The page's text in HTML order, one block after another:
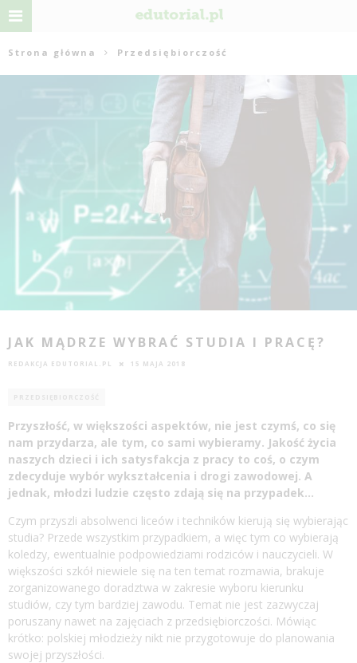
Strona główna Przedsiębiorczość
JAK MĄDRZE WYBRAĆ STUDIA I PRACĘ?
REDAKCJA EDUTORIAL.PL 15 MAJA 2018
PRZEDSIĘBIORCZOŚĆ
Przyszłość, w większości aspektów, nie jest czymś, co się
nam przydarza, ale tym, co sami wybieramy. Jakość życia
naszych dzieci i ich satysfakcja z pracy to coś, o czym
zdecyduje wybór wykształcenia i drogi zawodowej. A
jednak, młodzi ludzie często zdają się na przypadek…
Czym przyszli absolwenci liceów i techników kierują się wybierając
studia? Przede wszystkim przypadkiem, a więc tym co wybierają
koledzy, ewentualnie podpowiedziami rodziców i nauczycieli. W
większości szkół niewiele się na ten temat rozmawia, brakuje
zorganizowanego doradztwa w zakresie wyboru kierunku
studiów, czy tym bardziej zawodu. Temat nie jest zazwyczaj
poruszany nawet na zajęciach z przedsiębiorczości. Mówiąc
krótko: polskiej młodzieży nikt nie przygotowuje do planowania
swojej przyszłości.